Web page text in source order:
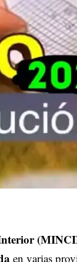
en varias